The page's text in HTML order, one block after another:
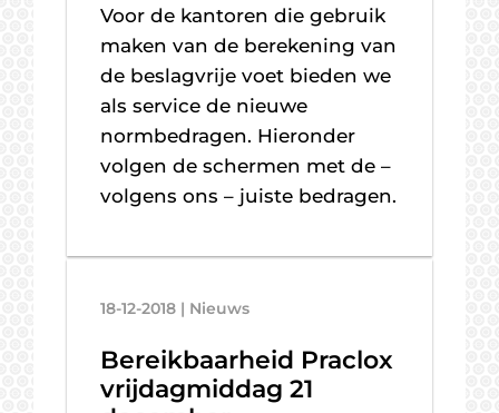
Voor de kantoren die gebruik
maken van de berekening van
de beslagvrije voet bieden we
als service de nieuwe
normbedragen. Hieronder
volgen de schermen met de –
volgens ons – juiste bedragen.
18-12-2018 | Nieuws
Bereikbaarheid Praclox
vrijdagmiddag 21